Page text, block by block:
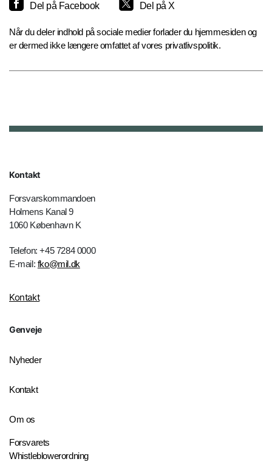
Del på Facebook Del på X
Når du deler indhold på sociale medier forlader du hjemmesiden og
er dermed ikke længere omfattet af vores privatlivspolitik.
Kontakt
Forsvarskommandoen
Holmens Kanal 9
1060 København K
Telefon: +45 7284 0000
E-mail: fko@mil.dk
Kontakt
Genveje
Nyheder
Kontakt
Om os
Forsvarets
Whistleblowerordning